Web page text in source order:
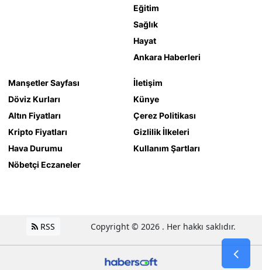
Eğitim
Sağlık
Hayat
Ankara Haberleri
Manşetler Sayfası
Döviz Kurları
Altın Fiyatları
Kripto Fiyatları
Hava Durumu
Nöbetçi Eczaneler
İletişim
Künye
Çerez Politikası
Gizlilik İlkeleri
Kullanım Şartları
RSS Copyright © 2026 . Her hakkı saklıdır.